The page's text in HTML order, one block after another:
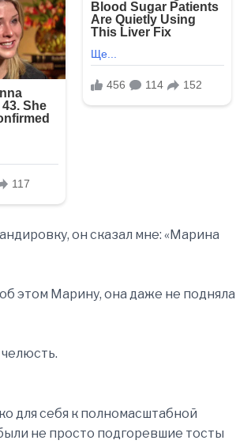
он сказал мне: «Марина
этом Марину, она даже не подняла
для себя к полномасштабной
не просто подгоревшие тосты